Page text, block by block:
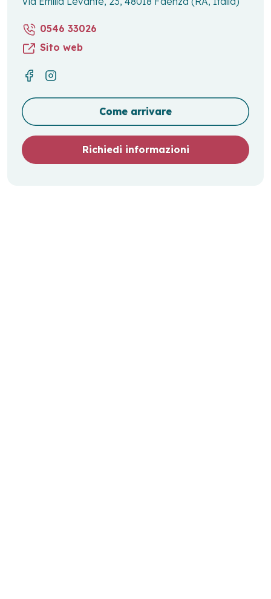
0546 33026
Sito web
Come arrivare
Richiedi informazioni